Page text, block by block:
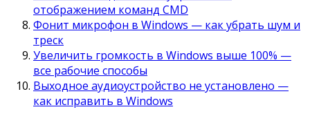
отображением команд CMD
Фонит микрофон в Windows — как убрать шум и
треск
Увеличить громкость в Windows выше 100% —
все рабочие способы
Выходное аудиоустройство не установлено —
как исправить в Windows